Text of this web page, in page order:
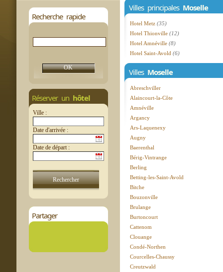
Recherche rapide
Réserver un hôtel
Ville :
Date d'arrivée :
Date de départ :
Partager
Villes principales Moselle
Hotel Metz (35)
Hotel Thionville (12)
Hotel Amnéville (8)
Hotel Saint-Avold (6)
Villes Moselle
Abreschviller
Alaincourt-la-Côte
Amnéville
Argancy
Ars-Laquenexy
Augny
Baerenthal
Bérig-Vintrange
Berling
Betting-les-Saint-Avold
Bitche
Bouzonville
Brulange
Burtoncourt
Cattenom
Clouange
Condé-Northen
Courcelles-Chaussy
Creutzwald